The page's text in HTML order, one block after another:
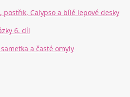
postřik, Calypso a bílé lepové desky
6. díl
a časté omyly